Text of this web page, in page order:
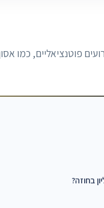
פוטנציאליים,
בחוזה?